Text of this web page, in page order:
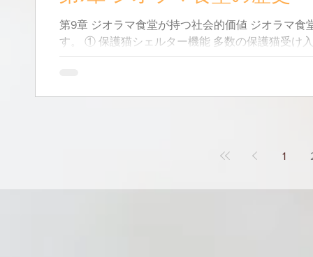
第9章 ジオラマ食堂が持つ社会的価値 ジオラマ
す。 ① 保護猫シェルター機能 多数の保護猫受け
施設。 ③ SNS発信基地 世界中へ命の大切さを発
1